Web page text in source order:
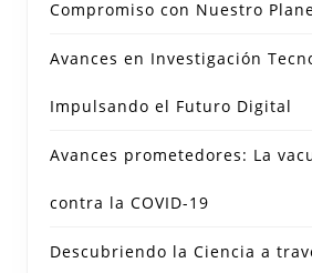
Compromiso con Nuestro
Avances en Investigación
Impulsando el Futuro Digital
Avances prometedores: La
contra la COVID-19
Descubriendo la Ciencia a